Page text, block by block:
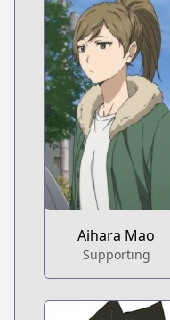
Aihara Mao
Supporting